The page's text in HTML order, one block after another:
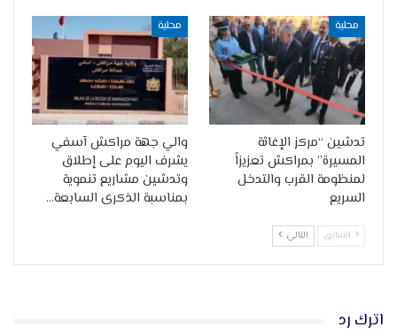
محلية
تدشين “مركز الإغاثة
المسيرة” بمراكش تعزيزاً
لمنظومة القرب والتدخل
السريع
محلية
والي جهة مراكش آسفي
يشرف اليوم على إطلاق
وتدشين مشاريع تنموية
بمناسبة الذكرى السابعة…
السابق التالي
اترك رد